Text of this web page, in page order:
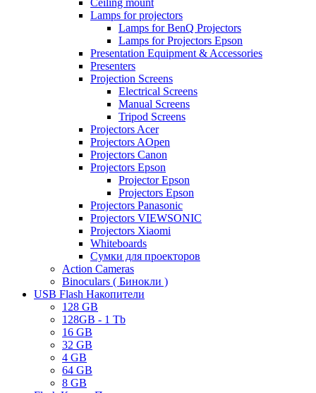
Ceiling mount
Lamps for projectors
Lamps for BenQ Projectors
Lamps for Projectors Epson
Presentation Equipment & Accessories
Presenters
Projection Screens
Electrical Screens
Manual Screens
Tripod Screens
Projectors Acer
Projectors AOpen
Projectors Canon
Projectors Epson
Projector Epson
Projectors Epson
Projectors Panasonic
Projectors VIEWSONIC
Projectors Xiaomi
Whiteboards
Сумки для проекторов
Action Cameras
Binoculars ( Бинокли )
USB Flash Накопители
128 GB
128GB - 1 Tb
16 GB
32 GB
4 GB
64 GB
8 GB